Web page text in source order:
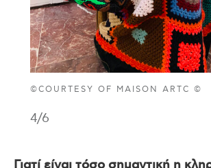
©COURTESY OF MAISON ARTC ©
4/6